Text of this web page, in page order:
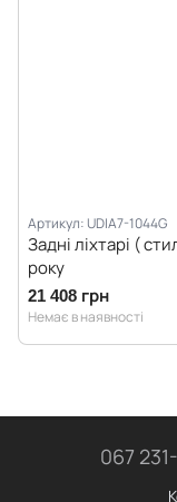
Артикул: UDIA7-1044G
Задні ліхтарі (
року
21 408 грн
Немає в наявності
067